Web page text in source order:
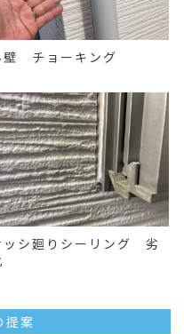
壁 チョーキング
ッシ廻りシーリング 劣
提案